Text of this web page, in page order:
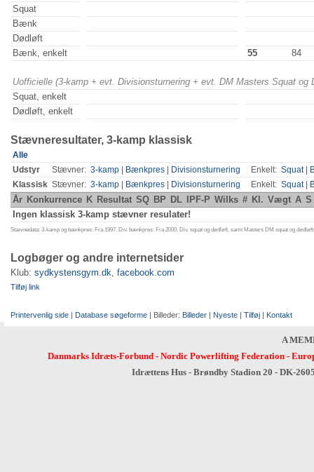
Squat
Bænk
Dødløft
Bænk, enkelt
55 84
Uofficielle (3-kamp + evt. Divisionsturnering + evt. DM Masters Squat
Squat, enkelt
Dødløft, enkelt
Stævneresultater, 3-kamp klassisk
Alle
Udstyr
Stævner: 3-kamp Bænkpres Divisionsturnering Enkelt: Squat|
Klassisk Stævner: 3-kamp Bænkpres Divisionsturnering Enkelt: Squat|
År Konkurrence K Resultat SQ BP DL IPF-P Wilks # Kl. Vægt A S
Ingen klassisk 3-kamp stævner resulater!
Stævnedata: 3-kamp og bænkpres: Fra 1997. Div. bænkpres: Fra 2000. Div. squat og dødløft, samt Masters DM squat og
Logbøger og andre internetsider
Klub: sydkystensgym.dk, facebook.com
Tilføj link
Printervenlig side | Database søgeforme | Billeder: Billeder | Nyeste | Tilføj | Kontakt
A
Danmarks Idræts-Forbund- Nordic Powerlifting Federation-
Idrættens Hus - Brøndby Stadion 20 - DK-